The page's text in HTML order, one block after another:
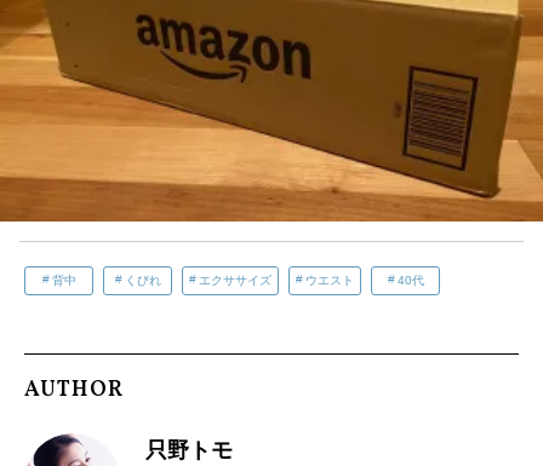
背中 くびれ エクササイズ ウエスト 40代
AUTHOR
只野トモ